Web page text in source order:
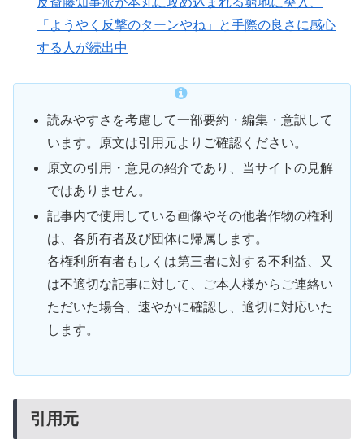
「ようやく反撃のターンやね」と手際の良さに感心
する人が続出中
読みやすさを考慮して一部要約・編集・意訳して
います。原文は引用元よりご確認ください。
原文の引用・意見の紹介であり、当サイトの見解
ではありません。
記事内で使用している画像やその他著作物の権利
は、各所有者及び団体に帰属します。
各権利所有者もしくは第三者に対する不利益、又
は不適切な記事に対して、ご本人様からご連絡い
ただいた場合、速やかに確認し、適切に対応いた
します。
引用元